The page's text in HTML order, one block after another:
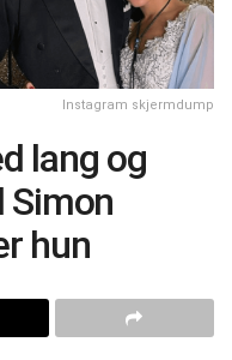
Instagram skjermdump
lang og
Simon
hun